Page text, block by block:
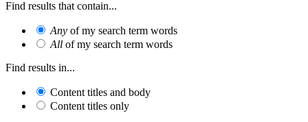
Find results that contain...
Any of my search term words
All of my search term words
Find results in...
Content titles and body
Content titles only